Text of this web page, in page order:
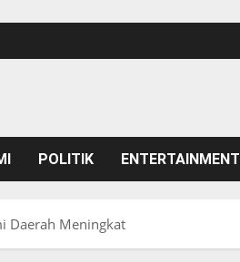
POLITIK ENTERTAINMENT
Daerah Meningkat